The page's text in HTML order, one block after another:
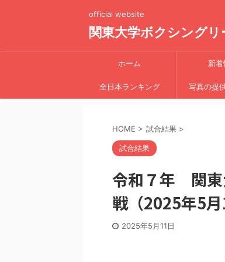
official website
関東大学ボクシングリ
ホーム 新着
全日本ランキング 写真の提
HOME > 試合結果 >
試合結果
令和７年 関東
戦（2025年5
2025年5月11日